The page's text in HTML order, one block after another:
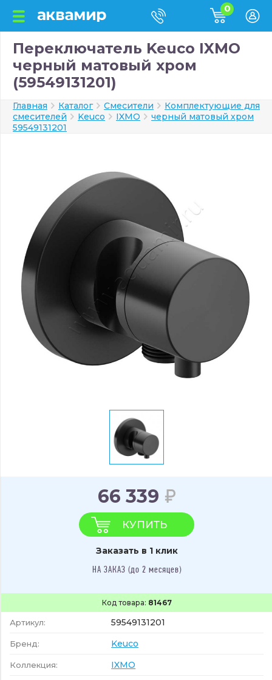
0
Переключатель Keuco IXMO
черный матовый хром
(59549131201)
Главная Каталог Смесители
Комплектующие для
смесителей
Keuco IXMO
черный матовый хром
59549131201
Код товара: 81467
Артикул: 59549131201
Бренд: Keuco
Коллекция: IXMO
66 339
КУПИТЬ
Заказать в 1 клик
НА ЗАКАЗ (до 2 месяцев)